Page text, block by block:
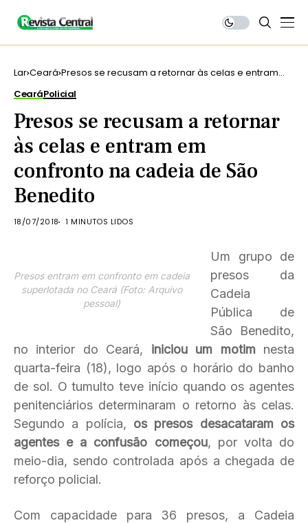
Lar Ceará Presos se recusam a retornar às celas e entram
CearáPolicial
Presos se recusam a retornar
às celas e entram em
confronto na cadeia de São
Benedito
18/07/2018 1 MINUTOS LIDOS
Presos entram em confronto em cadeia
superlotada no Ceará (Foto: Arquivo
pessoal)
Um grupo de
presos da
Cadeia
Pública de
São Benedito,
no interior do Ceará, iniciou um motimnesta
quarta-feira (18), logo após o horário do banho
de sol. O tumulto teve início quando os agentes
penitenciários determinaram o retorno às celas.
Segundo a polícia, os presos desacataram os
agentes e a confusão começou, por volta do
meio-dia, sendo controlada após a chegada de
reforço policial.
Com capacidade para 36 presos, a Cadeia